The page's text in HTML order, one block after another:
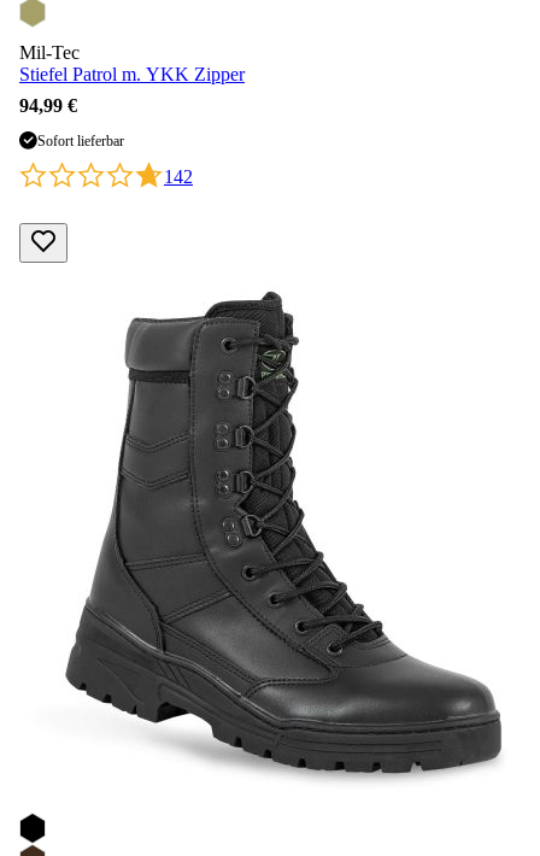
Mil-Tec
Stiefel Patrol m. YKK Zipper
94,99 €
Sofort lieferbar
142